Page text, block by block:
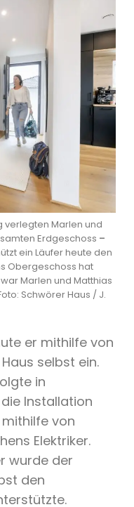
verlegten Marlen und
Erdgeschoss –
ein Läufer heute den
Obergeschoss hat
Marlen und Matthias
Schwörer Haus / J.
er mithilfe von
selbst ein.
in
Installation
von
Elektriker.
wurde der
den